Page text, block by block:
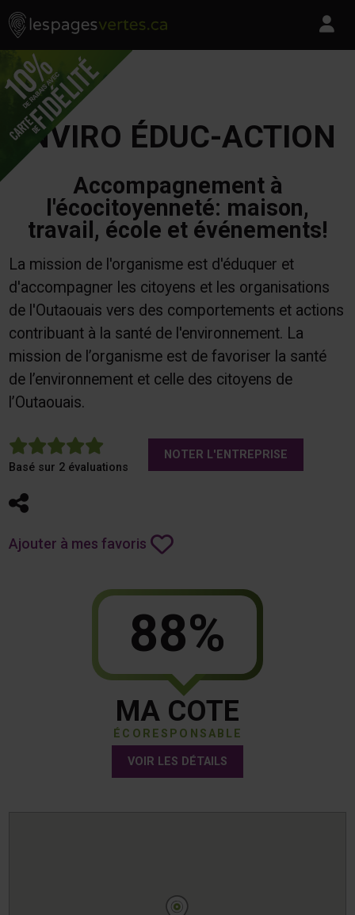
Skip to content
Les Pages Vertes - Go to homepage
ENVIRO ÉDUC-ACTION
Accompagnement à
l'écocitoyenneté: maison,
travail, école et événements!
La mission de l'organisme est d'éduquer et
d'accompagner les citoyens et les organisations
de l'Outaouais vers des comportements et actions
contribuant à la santé de l'environnement. La
mission de l’organisme est de favoriser la santé
de l’environnement et celle des citoyens de
l’Outaouais.
5
Basé sur 2 évaluations
NOTER L'ENTREPRISE
Partager
Ajouter à mes favoris
88%
MA COTE
ÉCORESPONSABLE
VOIR LES DÉTAILS